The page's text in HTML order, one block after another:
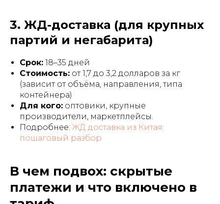
3. ЖД-доставка (для крупных
партий и негабарита)
Срок: 18–35 дней
Стоимость: от 1,7 до 3,2 долларов за кг
(зависит от объёма, направления, типа
контейнера)
Для кого: оптовики, крупные
производители, маркетплейсы.
Подробнее: ЖД доставка из Китая:
пошаговый разбор
В чем подвох: скрытые
платежи и что включено в